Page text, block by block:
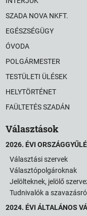
SZADA NOVA NKFT.
EGÉSZSÉGÜGY
ÓVODA
POLGÁRMESTER
TESTÜLETI ÜLÉSEK
HELYTÖRTÉNET
FAÜLTETÉS SZADÁN
Választások
2026. ÉVI
Választási szervek
Választópolgároknak
Jelölteknek, jelölő
Tudnivalók a szavazásról
2024. ÉVI ÁLTALÁNOS